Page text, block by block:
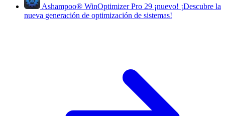
Ashampoo® WinOptimizer Pro 29 ¡nuevo! ¡Descubre la
nueva generación de optimización de sistemas!